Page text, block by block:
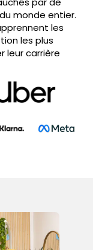
monde entier.
les
les plus
leur carrière